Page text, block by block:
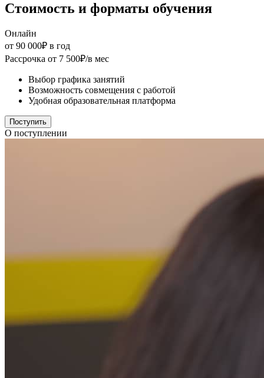
Стоимость и форматы обучения
Онлайн
от 90 000₽ в год
Рассрочка от 7 500₽/в мес
Выбор графика занятий
Возможность совмещения с работой
Удобная образовательная платформа
Поступить
О поступлении